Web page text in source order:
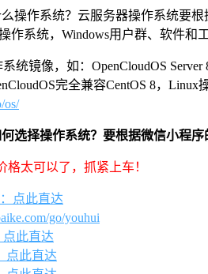
操作系统？云服务器操作系统要
作系统，Windows用户群、软件和
统镜像，如：OpenCloudOS
完全兼容CentOS 8，
os/
选择操作系统？要根据微信小程
格太可以了，抓紧上车！
点此直达
go/youhui
点此直达
点此直达